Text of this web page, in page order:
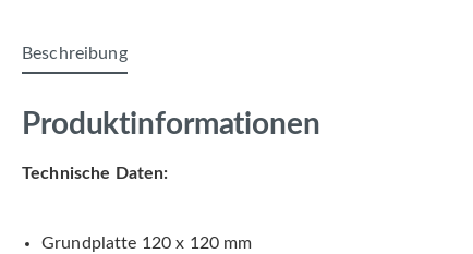
Beschreibung
Produktinformationen
Technische Daten:
Grundplatte 120 x 120 mm